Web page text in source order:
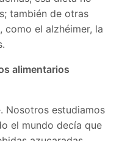
también de otras
como el alzhéimer, la
alimentarios
Nosotros estudiamos
el mundo decía que